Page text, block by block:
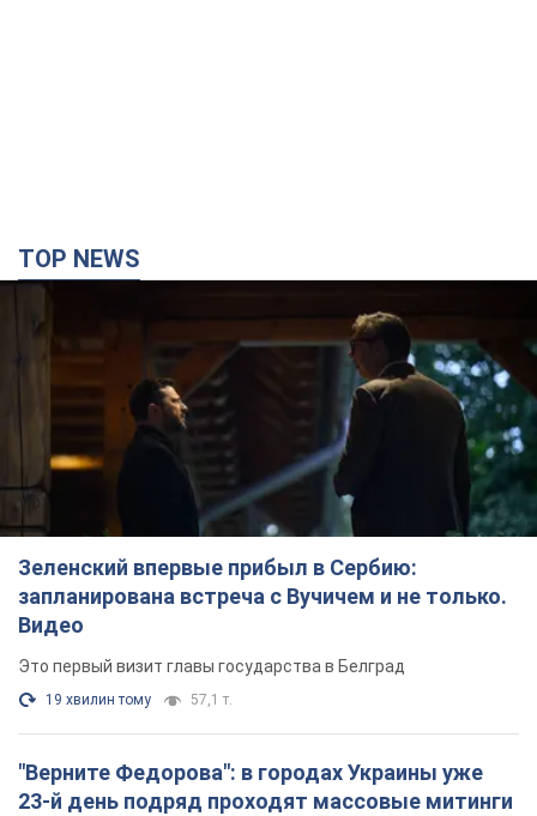
TOP NEWS
Зеленский впервые прибыл в Сербию:
запланирована встреча с Вучичем и не только.
Видео
Это первый визит главы государства в Белград
19 хвилин тому 57,1 т.
"Верните Федорова": в городах Украины уже
23-й день подряд проходят массовые митинги